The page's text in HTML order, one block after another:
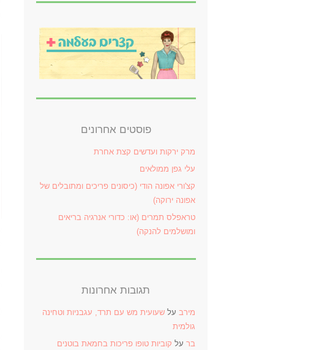
פוסטים אחרונים
מרק ירקות ועדשים קצת אחרת
עלי גפן ממולאים
קצ'ורי אפונה הודי (כיסונים פריכים ומתובלים של
אפונה ירוקה)
טראפלס תמרים (או: כדורי אנרגיה בריאים
ומושלמים להנקה)
תגובות אחרונות
מירב על שעועית מש עם תרד, עגבניות וטחינה
גולמית
בר על קוביות טופו פריכות בחמאת בוטנים